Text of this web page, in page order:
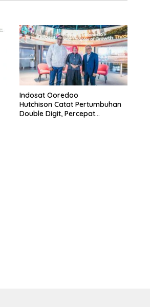
Indosat Ooredoo
Hutchison Catat Pertumbuhan
Double Digit, Percepat